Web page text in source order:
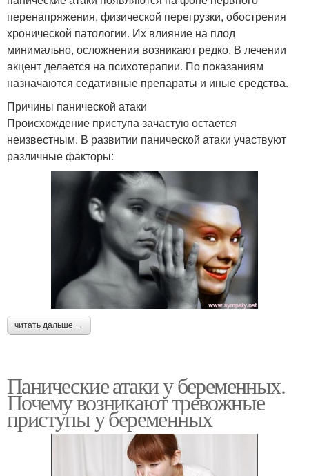
перенапряжения, физической перегрузки, обострения
хронической патологии. Их влияние на плод
минимально, осложнения возникают редко. В лечении
акцент делается на психотерапии. По показаниям
назначаются седативные препараты и иные средства.
Причины панической атаки
Происхождение приступа зачастую остается
неизвестным. В развитии панической атаки участвуют
различные факторы:
читать дальше →
Панические атаки у беременных.
Почему возникают тревожные
приступы у беременных